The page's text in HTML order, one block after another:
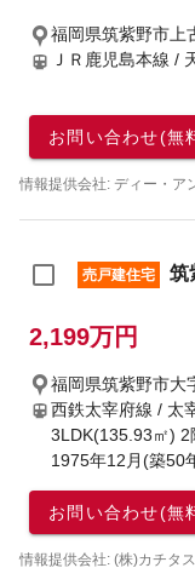
福岡県筑紫野市上
ＪＲ鹿児島本線 /
お問い合わせ(無
情報提供会社: ディー・ア
売戸建住宅 筑
2,199万円
福岡県筑紫野市大
西鉄太宰府線 / 太
3LDK(135.93㎡) 2
1975年12月(築50
お問い合わせ(無
情報提供会社: (株)カチタ